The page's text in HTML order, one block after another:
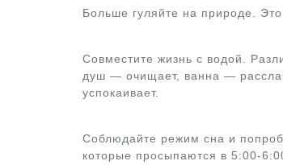
Больше гуляйте на природе.
Совместите жизнь с водой.
душ — очищает, ванна —
успокаивает.
Соблюдайте режим сна и
которые просыпаются в 5:00-